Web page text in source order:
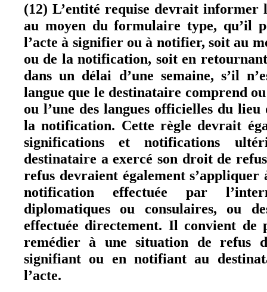
(12) L’entité requise devrait
au moyen du formulaire type, qu’il
l’acte à signifier ou à notifier, soit au
ou de la notification, soit en
dans un délai d’une semaine, s’il
langue que le destinataire comprend
ou l’une des langues officielles du
la notification. Cette règle devrait
significations et notifications
destinataire a exercé son droit de
refus devraient également
notification effectuée par
diplomatiques ou consulaires, ou
effectuée directement. Il convient de
remédier à une situation de refus
signifiant ou en notifiant au
l’acte.